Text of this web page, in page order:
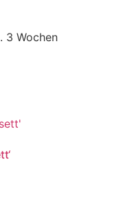
3 Wochen